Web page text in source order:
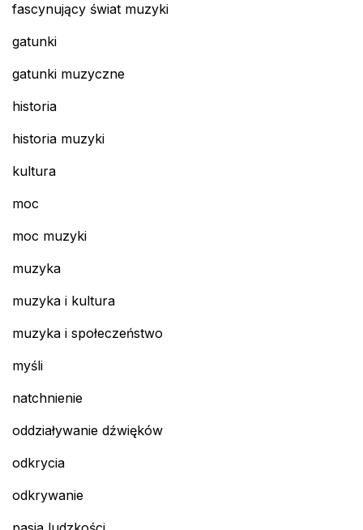
fascynujący świat muzyki
gatunki
gatunki muzyczne
historia
historia muzyki
kultura
moc
moc muzyki
muzyka
muzyka i kultura
muzyka i społeczeństwo
myśli
natchnienie
oddziaływanie dźwięków
odkrycia
odkrywanie